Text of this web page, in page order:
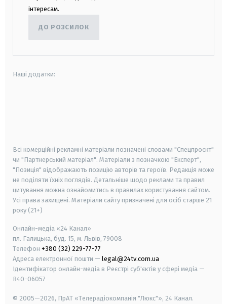
інтересам.
ДО РОЗСИЛОК
Наші додатки:
Всі комерційні рекламні матеріали позначені словами "Спецпроєкт"
чи "Партнерський матеріал". Матеріали з позначкою "Експерт",
"Позиція" відображають позицію авторів та героїв. Редакція може
не поділяти їхніх поглядів. Детальніше щодо реклами та правил
цитування можна ознайомитись в правилах користування сайтом.
Усі права захищені. Матеріали сайту призначені для осіб старше 21
року (21+)
Онлайн-медіа «24 Канал»
пл. Галицька, буд. 15, м. Львів, 79008
Телефон +380 (32) 229-77-77
Адреса електронної пошти — legal@24tv.com.ua
Ідентифікатор онлайн-медіа в Реєстрі суб'єктів у сфері медіа —
R40-06057
© 2005—2026, ПрАТ «Телерадіокомпанія "Люкс"», 24 Канал.